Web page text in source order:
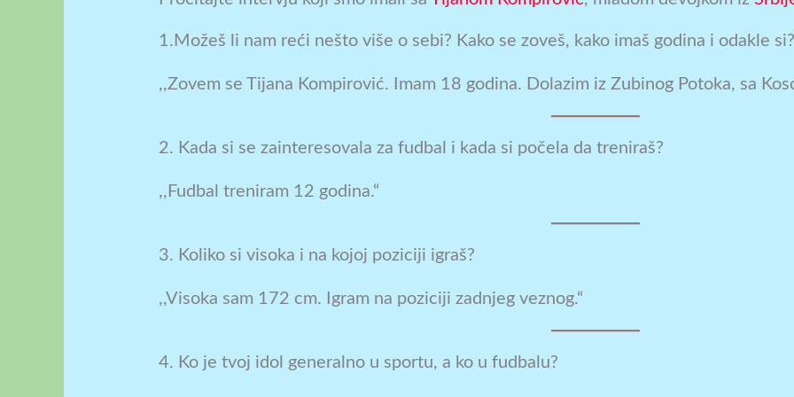
1.Možeš li nam reći nešto više o sebi? Kako se zoveš, kako imaš godina i odakle si?
,,Zovem se Tijana Kompirović. Imam 18 godina. Dolazim iz Zubinog Potoka, sa
2. Kada si se zainteresovala za fudbal i kada si počela da treniraš?
,,Fudbal treniram 12 godina.“
3. Koliko si visoka i na kojoj poziciji igraš?
,,Visoka sam 172 cm. Igram na poziciji zadnjeg veznog.“
4. Ko je tvoj idol generalno u sportu, a ko u fudbalu?